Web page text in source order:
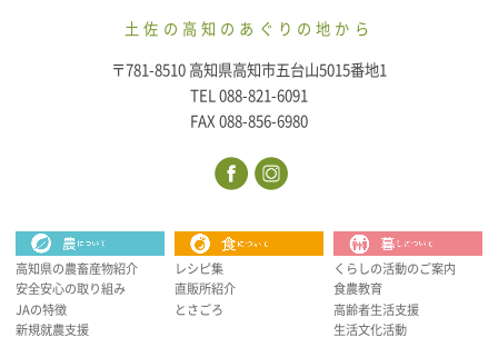
土佐の高知のあぐりの地から
〒781-8510 高知県高知市五台山5015番地1
TEL 088-821-6091
FAX 088-856-6980
高知県の農畜産物紹介
安全安心の取り組み
JAの特徴
新規就農支援
レシピ集
直販所紹介
とさごろ
くらしの活動のご案内
食農教育
高齢者生活支援
生活文化活動